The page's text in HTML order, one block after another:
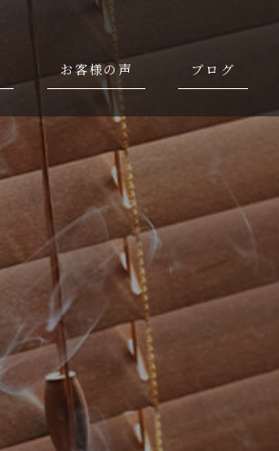
お客様の声 ブログ